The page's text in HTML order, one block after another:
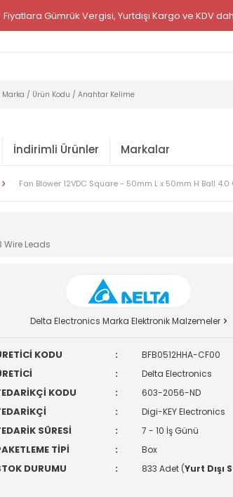
Fiyatlara Gümrük Vergisi, Yurtdışı Kargo ve KDV
İndirimli Ürünler Markalar
Fan Blower 12VDC Square - 50mm L x 50mm H Ball
Wire Leads
Delta Electronics Marka Elektronik Malzemeler
KODU : BFB0512HHA-CF00
: Delta Electronics
KODU : 603-2056-ND
: Digi-KEY Electronics
SÜRESİ : 7 - 10 İş Günü
TİPİ : Box
DURUMU : 833 Adet (Yurt Dışı